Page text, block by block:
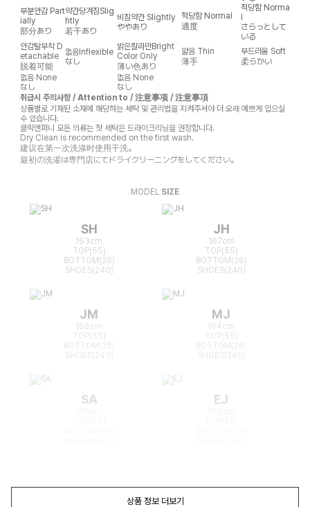
부분안감 Part
ially
部分あり
약간당겨짐Slig
htly
若干あり
비침약간 Slightly
ややあり
적당함 Normal
適度
적당함 Norma
さらっとして
いる
안감탈부착 D
etachable
脱着可能
없음 Inflexible
なし
밝은칼라만Bright
Color Only
薄い色あり
얇음 Thin
薄手
부드러움 Soft
柔らかい
없음 None
なし
없음 None
なし
취급시 주의사항 / Attention to / 注意事项 / 注意事項
상품별로 기재된 소재에 해당하는 세탁 및 관리법을 지켜주셔야 더 오래 예쁘게 입으실
수 있습니다.
클릭앤퍼니 모든 의류는 첫 세탁은 드라이크리닝을 권장합니다.
Dry Clean is recommended on the first wash.
建议在第一次洗涤时使用干洗。
最初の洗濯は専門店にてドライクリーニングをしてください。
MODEL SIZE
SH
163cm
TOP(55)
BOTTOM(26)
SHOES(240)
JH
167cm
TOP(55)
BOTTOM(26)
SHOES(240)
JM
166cm
TOP(55)
BOTTOM(25)
MJ
164cm
TOP(55)
BOTTOM(26)
SA EJ
상품 정보 더보기